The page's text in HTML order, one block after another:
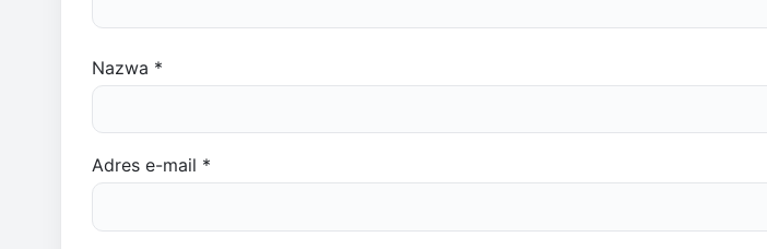
Nazwa *
Adres e-mail *